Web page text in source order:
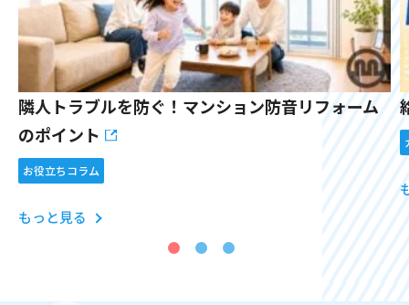
隣人トラブルを防ぐ！マンション防音リフォーム
のポイント
お役立ちコラム
もっと見る